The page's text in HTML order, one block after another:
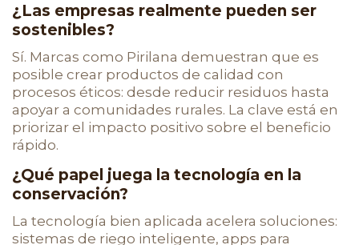
¿Las empresas realmente pueden ser
sostenibles?
Sí. Marcas como Pirilana demuestran que es
posible crear productos de calidad con
procesos éticos: desde reducir residuos hasta
apoyar a comunidades rurales. La clave está en
priorizar el impacto positivo sobre el beneficio
rápido.
¿Qué papel juega la tecnología en la
conservación?
La tecnología bien aplicada acelera soluciones:
sistemas de riego inteligente, apps para